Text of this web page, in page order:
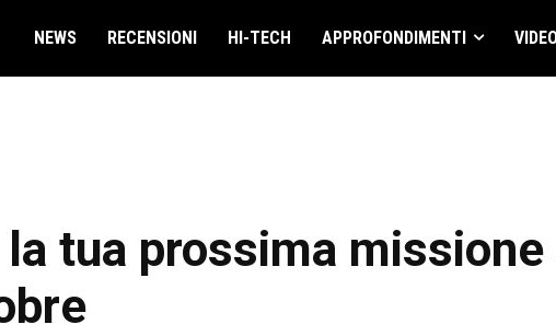
NEWS RECENSIONI HI-TECH APPROFONDIMENTI
tua prossima